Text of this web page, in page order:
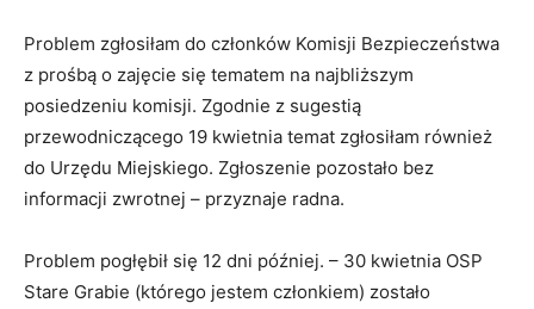
Problem zgłosiłam do członków Komisji Bezpieczeństwa
z prośbą o zajęcie się tematem na najbliższym
posiedzeniu komisji. Zgodnie z sugestią
przewodniczącego 19 kwietnia temat zgłosiłam również
do Urzędu Miejskiego. Zgłoszenie pozostało bez
informacji zwrotnej – przyznaje radna.
Problem pogłębił się 12 dni później. – 30 kwietnia OSP
Stare Grabie (którego jestem członkiem) zostało